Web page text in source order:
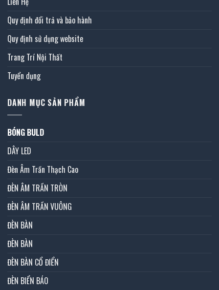
Quy định đổi trả và bảo hành
Quy định sử dụng website
Trang Trí Nội Thất
Tuyển dụng
DANH MỤC SẢN PHẨM
BÓNG BULD
DÂY LED
Đèn Âm Trần Thạch Cao
ĐÈN ÂM TRẦN TRÒN
ĐÈN ÂM TRẦN VUÔNG
ĐÈN BÀN
ĐÈN BÀN
ĐÈN BÀN CỔ ĐIỂN
ĐÈN BIỂN BÁO